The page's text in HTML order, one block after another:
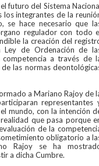
futuro del Sistema
los integrantes de la
se hace necesario que
regulador con todo
la creación del
Ley de Ordenación de
a través de
las normas
a Mariano Rajoy de
representantes
mundo, con la intención
que pasa porque
de la
obligatorio a
Rajoy se ha
a dicha Cumbre.